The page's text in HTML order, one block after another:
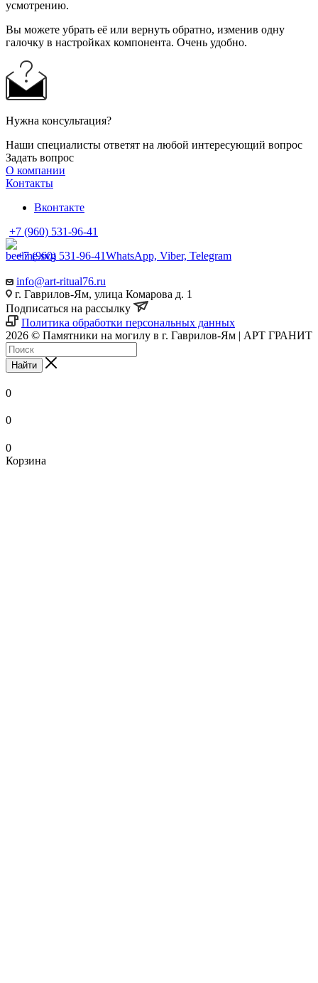
усмотрению.
Вы можете убрать её или вернуть обратно, изменив одну
галочку в настройках компонента. Очень удобно.
Нужна консультация?
Наши специалисты ответят на любой интересующий вопрос
Задать вопрос
О компании
Контакты
Вконтакте
+7 (960) 531-96-41
+7 (960) 531-96-41WhatsApp, Viber, Telegram
info@art-ritual76.ru
г. Гаврилов-Ям, улица Комарова д. 1
Подписаться на рассылку
Политика обработки персональных данных
2026 © Памятники на могилу в г. Гаврилов-Ям | АРТ ГРАНИТ
Найти
0
0
0
Корзина